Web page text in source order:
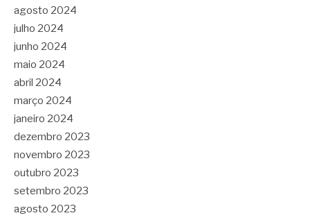
agosto 2024
julho 2024
junho 2024
maio 2024
abril 2024
março 2024
janeiro 2024
dezembro 2023
novembro 2023
outubro 2023
setembro 2023
agosto 2023